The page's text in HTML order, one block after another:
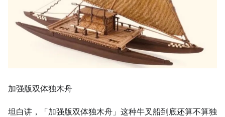
加强版双体独木舟
坦白讲，「加强版双体独木舟」这种牛叉船到底还算不算独